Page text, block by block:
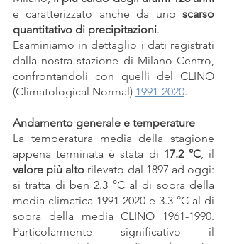
e caratterizzato anche da uno scarso
quantitativo di precipitazioni.
Esaminiamo in dettaglio i dati registrati
dalla nostra stazione di Milano Centro,
confrontandoli con quelli del CLINO
(Climatological Normal) 1991-2020.
Andamento generale e temperature
La temperatura media della stagione
appena terminata è stata di 17.2 °C
valore più alto rilevato dal 1897 ad oggi:
si tratta di ben 2.3 °C al di sopra della
media climatica 1991-2020 e 3.3 °C al di
sopra della media CLINO 1961-1990.
Particolarmente significativo il